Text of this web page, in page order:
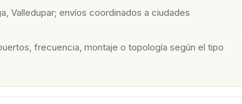
Valledupar; envíos coordinados a ciudades
frecuencia, montaje o topología según el tipo